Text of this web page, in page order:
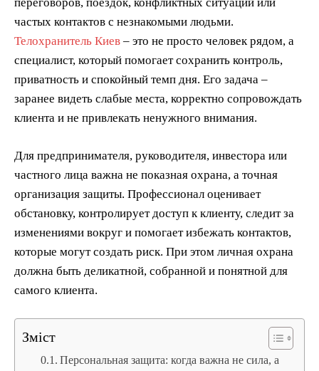
переговоров, поездок, конфликтных ситуаций или
частых контактов с незнакомыми людьми.
Телохранитель Киев – это не просто человек рядом, а
специалист, который помогает сохранить контроль,
приватность и спокойный темп дня. Его задача –
заранее видеть слабые места, корректно сопровождать
клиента и не привлекать ненужного внимания.
Для предпринимателя, руководителя, инвестора или
частного лица важна не показная охрана, а точная
организация защиты. Профессионал оценивает
обстановку, контролирует доступ к клиенту, следит за
изменениями вокруг и помогает избежать контактов,
которые могут создать риск. При этом личная охрана
должна быть деликатной, собранной и понятной для
самого клиента.
Зміст
Персональная защита: когда важна не сила, а